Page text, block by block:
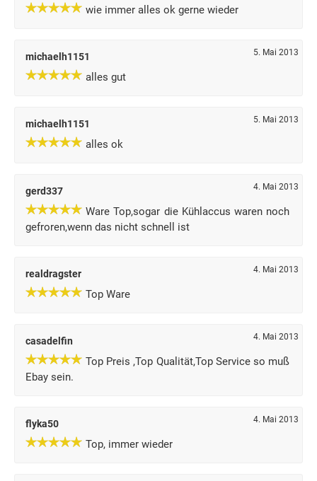
wie immer alles ok gerne wieder
michaelh1151 5. Mai 2013
alles gut
michaelh1151 5. Mai 2013
alles ok
gerd337 4. Mai 2013
Ware Top,sogar die Kühlaccus waren noch
gefroren,wenn das nicht schnell ist
realdragster 4. Mai 2013
Top Ware
casadelfin 4. Mai 2013
Top Preis ,Top Qualität,Top Service so muß
Ebay sein.
flyka50 4. Mai 2013
Top, immer wieder